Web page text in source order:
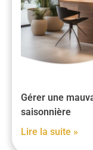
Gérer une
saisonnière
Lire la suite »